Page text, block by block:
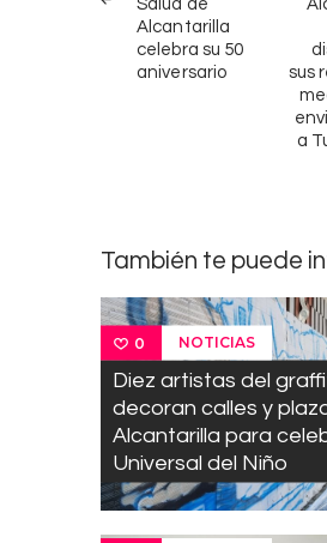
Salud de
Alcantarilla
celebra su 50
aniversario
sus
a
También te puede
0 NOTICIAS
Diez artistas del
decoran calles y
Alcantarilla para
Universal del Niño